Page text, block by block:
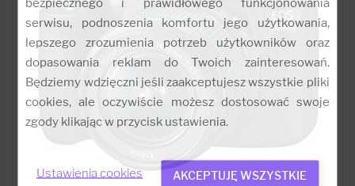
serwisu, podnoszenia komfortu jego użytkowania,
lepszego zrozumienia potrzeb użytkowników oraz
dopasowania reklam do Twoich zainteresowań.
Będziemy wdzięczni jeśli zaakceptujesz wszystkie pliki
cookies, ale oczywiście możesz dostosować swoje
zgody klikając w przycisk ustawienia.
Ustawienia cookies AKCEPTUJĘ WSZYSTKIE